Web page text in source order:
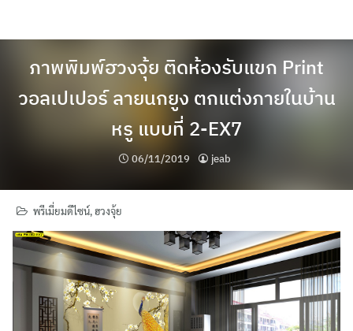
ภาพพิมพ์ฮวงจุ้ย ติดห้องรับแขก Print
วอลเปเปอร์ ลายนกยูง ตกแต่งภายในบ้าน
หรู แบบที่ 2-EX7
06/11/2019 jeab
พรีเมี่ยมดีไซน์,ฮวงจุ้ย